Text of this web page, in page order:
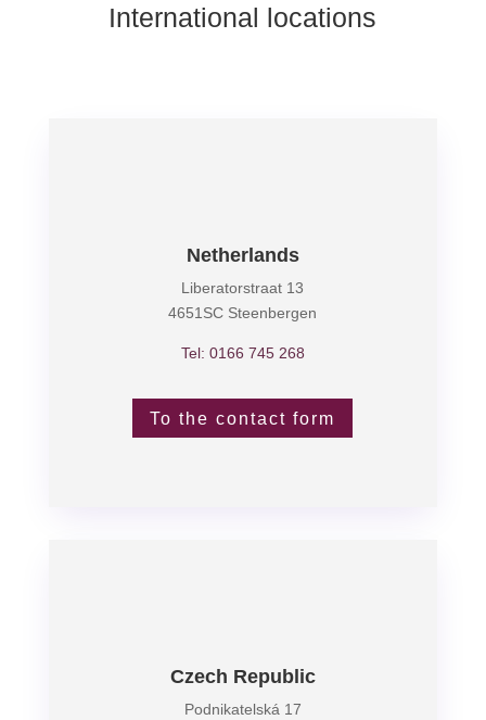
International locations
Netherlands
Liberatorstraat 13
4651SC Steenbergen
Tel: 0166 745 268
To the contact form
Czech Republic
Podnikatelská 17